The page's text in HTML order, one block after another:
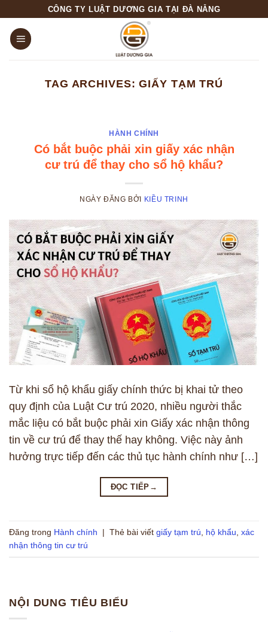
content
CÔNG TY LUẬT DƯƠNG GIA TẠI ĐÀ NẴNG
TAG ARCHIVES:GIẤY TẠM TRÚ
HÀNH CHÍNH
Có bắt buộc phải xin giấy xác nhận
cư trú để thay cho sổ hộ khẩu?
NGÀY ĐĂNG BỞI KIỀU TRINH
Từ khi sổ hộ khẩu giấy chính thức bị khai tử theo
quy định của Luật Cư trú 2020, nhiều người thắc
mắc liệu có bắt buộc phải xin Giấy xác nhận thông
tin về cư trú để thay thế hay không. Việc này ảnh
hưởng trực tiếp đến các thủ tục hành chính như […]
ĐỌC TIẾP →
Đăng trong Hành chính | Thẻ bài viết giấy tạm trú hộ khẩu xác
nhận thông tin cư trú
NỘI DUNG TIÊU BIỂU